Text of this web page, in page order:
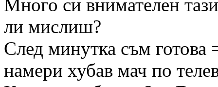
Много си внимателен
ли мислиш?
След минутка съм готова
намери хубав мач по